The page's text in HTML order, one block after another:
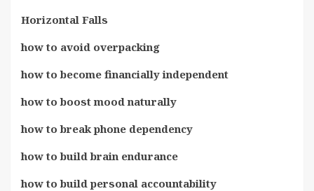
Horizontal Falls
how to avoid overpacking
how to become financially independent
how to boost mood naturally
how to break phone dependency
how to build brain endurance
how to build personal accountability